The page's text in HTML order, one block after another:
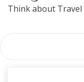
Think about